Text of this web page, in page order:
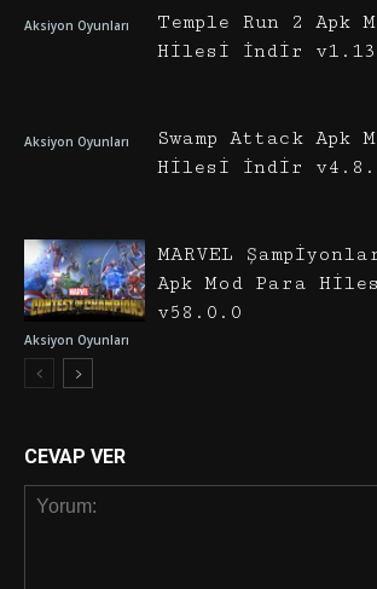
Aksiyon Oyunları
Temple Run 2 Apk
Hilesi İndir
Aksiyon Oyunları
Swamp Attack Apk
Hilesi İndir
Aksiyon Oyunları
MARVEL
Apk Mod Para
v58.0.0
CEVAP VER